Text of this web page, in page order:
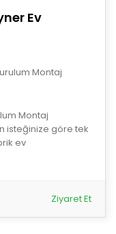
Ev
Montaj
Montaj
isteğinize göre tek
ev
Ziyaret Et